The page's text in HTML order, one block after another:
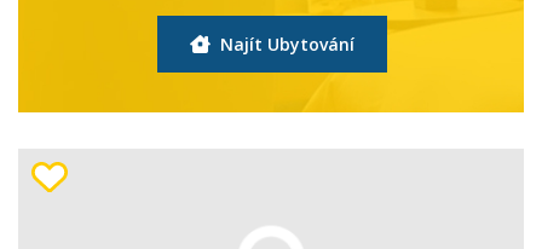
Najít Ubytování